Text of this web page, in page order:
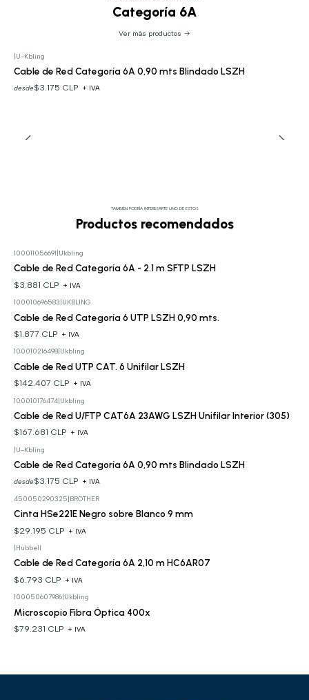
Categoría 6A
Ver más productos
U-Kbling
Cable de Red Categoría 6A 0,90 mts Blindado LSZH
desde$3.175 CLP + IVA
TAMBIÉN PODRÍA INTERESARTE UNO DE ESTOS
Productos recomendados
100011056691 Ukbling
Cable de Red Categoría 6A - 2.1 m SFTP LSZH
$3.881 CLP + IVA
100010696583 UKBLING
Cable de Red Categoría 6 UTP LSZH 0,90 mts.
$1.877 CLP + IVA
100010216498| Ukbling
Cable de Red UTP CAT. 6 Unifilar LSZH
$142.407 CLP + IVA
100010176474| Ukbling
Cable de Red U/FTP CAT6A 23AWG LSZH Unifilar Interior (305)
$167.681 CLP + IVA
U-Kbling
Cable de Red Categoría 6A 0,90 mts Blindado LSZH
desde$3.175 CLP + IVA
450050290325 BROTHER
Cinta HSe221E Negro sobre Blanco 9 mm
$29.195 CLP + IVA
Hubbell
Cable de Red Categoría 6A 2,10 m HC6AR07
$6.793 CLP + IVA
100050607986| Ukbling
Microscopio Fibra Óptica 400x
$79.231 CLP + IVA